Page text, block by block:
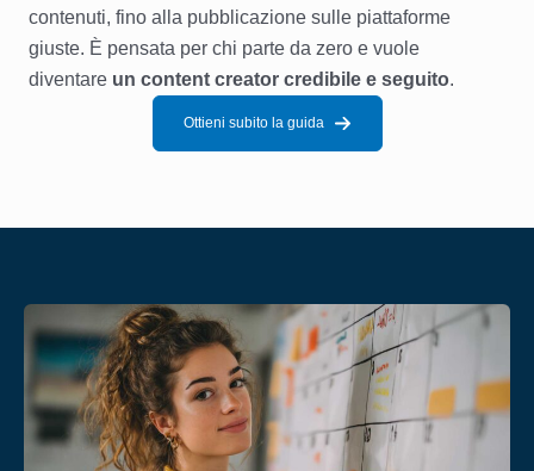
contenuti, fino alla pubblicazione sulle piattaforme
giuste. È pensata per chi parte da zero e vuole
diventare un content creator credibile e seguito.
Ottieni subito la guida